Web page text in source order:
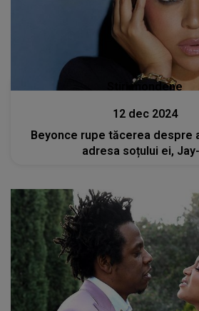
Stiri mondene
12 dec 2024
Beyonce rupe tăcerea despre
adresa soțului ei,